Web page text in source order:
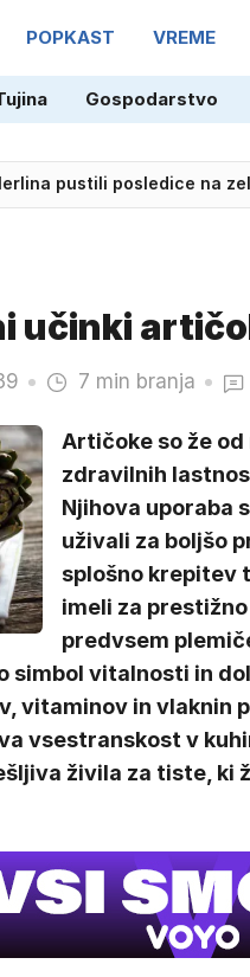
POPKAST VREME
Gospodarstvo
pustili posledice na
učinki
7 min branja
Artičoke so že
zdravilnih
Njihova uporaba
uživali za boljšo
splošno krepitev
imeli za
predvsem
simbol vitalnosti in
vitaminov in vlaknin
vsestranskost v
živila za tiste, ki